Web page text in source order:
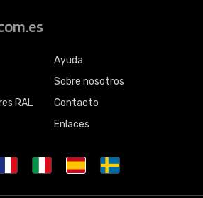
RAL
Ayuda
Sobre nosotros
Contacto
Enlaces